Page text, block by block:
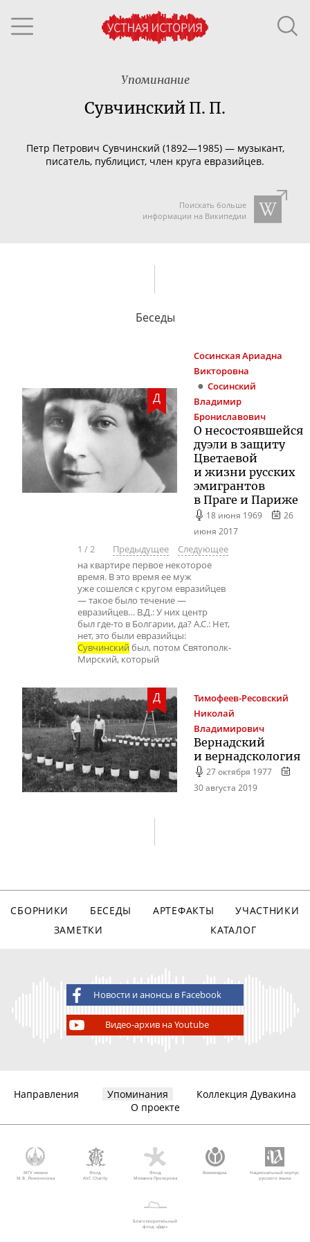
Упоминание
Сувчинский П. П.
Петр Петрович Сувчинский (1892—1985) — музыкант,
писатель, публицист, член круга евразийцев.
Поискать больше
информации на Википедии
Беседы
Д
СосинскаяАриадна
Викторовна
Сосинский
Владимир
Брониславович
О несостоявшейся
дуэли в защиту
Цветаевой
и жизни русских
эмигрантов
в Праге и Париже
18 июня 1969
26
июня 2017
1 /2 Предыдущее
Следующее
на квартире первое некоторое
время. В это время ее муж
уже сошелся с кругом евразийцев
— такое было течение —
евразийцев… В.Д.: У них центр
был где-то в Болгарии, да? А.С.: Нет,
нет, это были евразийцы:
Сувчинский был, потом Святополк-
Мирский, который
Д
Тимофеев-Ресовский
Николай
Владимирович
Вернадский
и вернадскология
27 октября 1977
30 августа 2019
СБОРНИКИ БЕСЕДЫ АРТЕФАКТЫ
УЧАСТНИКИ
ЗАМЕТКИ
КАТАЛОГ
Новости и анонсы в Facebook
Видео-архив на Youtube
Направления Упоминания
Коллекция Дувакина
О проекте
МГУ имени
М.В. Ломоносова
Фонд
AVC Charity
Фонд
Михаила Прохорова
Викимедиа
Национальный корпус
русского языка
Благотворительный
фонд «Дар»